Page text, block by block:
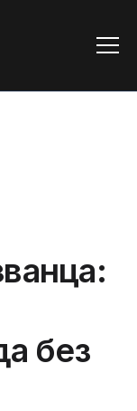
без